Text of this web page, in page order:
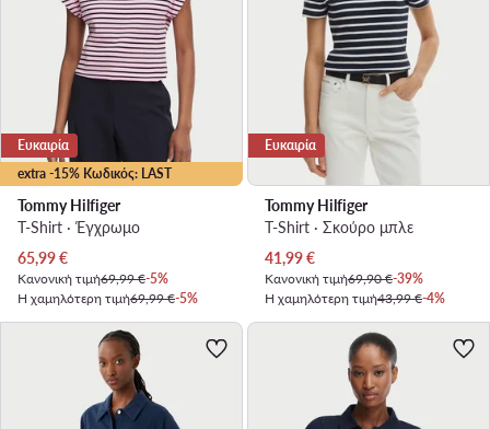
extra -15% Κωδικός: LAST
Ευκαιρία
Tommy Hilfiger
T-Shirt · Έγχρωμο
Τρέχουσα τιμή
65,99€
Κανονική τιμή69,99 €-5%
Η χαμηλότερη τιμή69,99 €-5%
Ευκαιρία
Tommy Hilfiger
T-Shirt · Σκούρο μπλε
Τρέχουσα τιμή
41,99€
Κανονική τιμή69,90 €-39%
Η χαμηλότερη τιμή43,99 €-4%